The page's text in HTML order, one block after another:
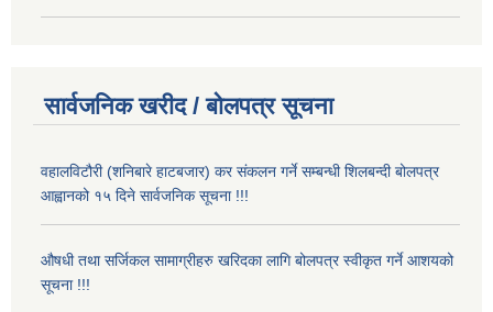
सार्वजनिक खरीद / बोलपत्र सूचना
वहालविटौरी (शनिबारे हाटबजार) कर संकलन गर्ने सम्बन्धी शिलबन्दी बोलपत्र
आह्वानको १५ दिने सार्वजनिक सूचना !!!
औषधी तथा सर्जिकल सामाग्रीहरु खरिदका लागि बोलपत्र स्वीकृत गर्ने आशयको
सूचना !!!